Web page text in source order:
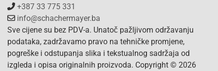
+387 33 775 331
info@schachermayer.ba
Sve cijene su bez PDV-a. Unatoč pažljivom održavanju
podataka, zadržavamo pravo na tehničke promjene,
pogreške i odstupanja slika i tekstualnog sadržaja od
izgleda i opisa originalnih proizvoda. Copyright © 2026